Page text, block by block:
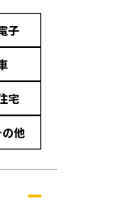
子
宅
の他